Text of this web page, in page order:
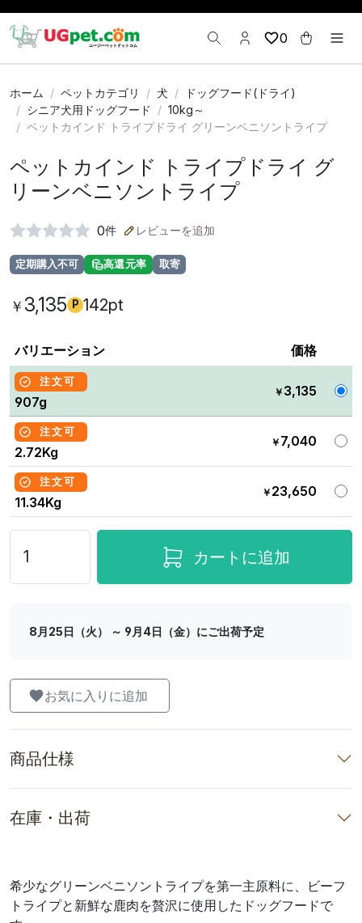
0
ホーム ペットカテゴリ 犬
ドッグフード(ドライ)
シニア犬用ドッグフード
10kg～
ペットカインド トライプドライ グリーンベニソントライプ
ペットカインド トライプドライ グ
リーンベニソントライプ
0件 レビューを追加
定期購入不可 高還元率 取寄
￥ 3,135 P 142pt
バリエーション 価格
注文可
907g
￥ 3,135
注文可
2.72Kg
￥ 7,040
注文可
11.34Kg
￥ 23,650
カートに追加
8月25日（火） ～ 9月4日（金）にご出荷予定
お気に入りに追加
商品仕様
在庫・出荷
希少なグリーンベニソントライプを第一主原料に、ビーフ
トライプと新鮮な鹿肉を贅沢に使用したドッグフードで